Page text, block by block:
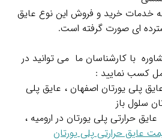
خدمات خرید و فروش این نوع عایق
ای صورت گرفته است.
با کارشناسان ما می توانید در
کسب نمایید :
پلی یورتان اصفهان ، عایق پلی
سلول باز
حرارتی پلی یورتان در ارومیه ،
عایق حرارتی پلی یورتان